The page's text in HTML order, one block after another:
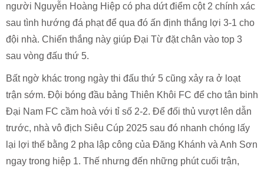
người Nguyễn Hoàng Hiệp có pha dứt điểm cột 2 chính xác
sau tình hướng đá phạt để qua đó ấn định thắng lợi 3-1 cho
đội nhà. Chiến thắng này giúp Đại Từ đặt chân vào top 3
sau vòng đấu thứ 5.
Bất ngờ khác trong ngày thi đấu thứ 5 cũng xảy ra ở loạt
trận sớm. Đội bóng đầu bảng Thiên Khôi FC để cho tân binh
Đại Nam FC cầm hoà với tỉ số 2-2. Để đối thủ vượt lên dẫn
trước, nhà vô địch Siêu Cúp 2025 sau đó nhanh chóng lấy
lại lợi thế bằng 2 pha lập công của Đăng Khánh và Anh Sơn
ngay trong hiệp 1. Thế nhưng đến những phút cuối trận,